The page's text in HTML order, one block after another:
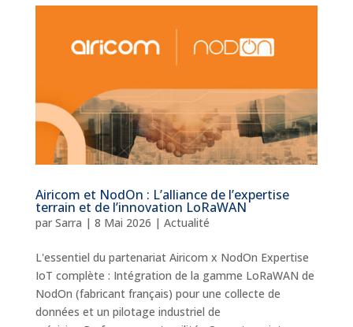
Airicom et NodOn : L’alliance de l’expertise
terrain et de l’innovation LoRaWAN
par Sarra | 8 Mai 2026 | Actualité
L'essentiel du partenariat Airicom x NodOn Expertise
IoT complète : Intégration de la gamme LoRaWAN de
NodOn (fabricant français) pour une collecte de
données et un pilotage industriel de